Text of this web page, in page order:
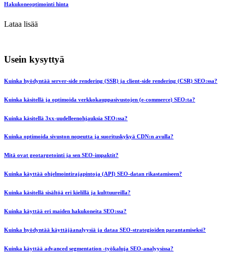
Hakukoneoptimointi hinta
Lataa lisää
Usein kysyttyä
Kuinka hyödyntää server-side rendering (SSR) ja client-side rendering (CSR) SEO:ssa?
Kuinka käsitellä ja optimoida verkkokauppasivustojen (e-commerce) SEO:ta?
Kuinka käsitellä 3xx-uudelleenohjauksia SEO:ssa?
Kuinka optimoida sivuston nopeutta ja suorituskykyä CDN:n avulla?
Mitä ovat geotargetointi ja sen SEO-impaktit?
Kuinka käyttää ohjelmointirajapintoja (API) SEO-datan rikastamiseen?
Kuinka käsitellä sisältöä eri kielillä ja kulttuureilla?
Kuinka käyttää eri maiden hakukoneita SEO:ssa?
Kuinka hyödyntää käyttäjäanalyysiä ja dataa SEO-strategioiden parantamiseksi?
Kuinka käyttää advanced segmentation -työkaluja SEO-analyysissa?